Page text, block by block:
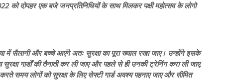
को दोपहर एक बजे जनप्रतिनिधियों के साथ मिलकर पक्षी महोत्सव के लोगो
में सैलानी और बच्चे आएंगे अतः सुरक्षा का पूरा ख्याल रखा जाए। उन्होंने इसके
गार्डों की तैनाती कर ली जाए और पहले से ही उनकी ट्रेनिंग करा ली जाए,
समय लोगों को सुरक्षा के लिए सेफ्टी गार्ड अवश्य पहनाए जाए और सीमित